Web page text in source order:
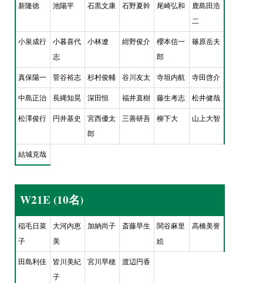
新隆徳 池陽平 石黒文康 石野夏幹 尾崎弘和
鹿島田浩
二
小泉成行
小暮喜代
志
小林遼 紺野俊介
櫻本信一
郎
篠原岳夫
真保陽一 菅谷裕志 杉村俊輔 谷川友太 寺垣内航 寺田啓介
中島正治 長縄知晃 深田恒 福井直樹 藤生考志 松井健哉
松澤俊行 円井基史
宮西優太
郎
三善研吾 柳下大 山上大智
結城克哉
W21E (10名)
稲毛日菜
子
大河内恵
美
加納尚子 斎藤早生
関谷麻里
絵
高橋美誉
田島利佳
皆川美紀
子
宮川早穂 渡辺円香